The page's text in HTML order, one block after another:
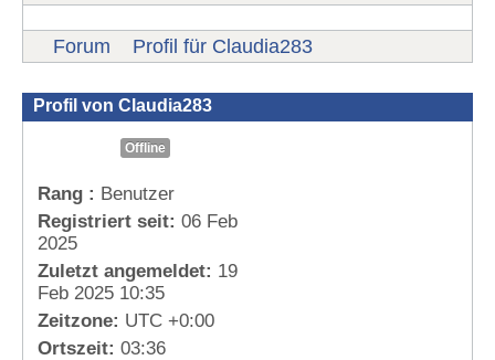
Forum Profil für Claudia283
Profil von Claudia283
Offline
Rang : Benutzer
Registriert seit: 06 Feb
2025
Zuletzt angemeldet: 19
Feb 2025 10:35
Zeitzone: UTC +0:00
Ortszeit: 03:36